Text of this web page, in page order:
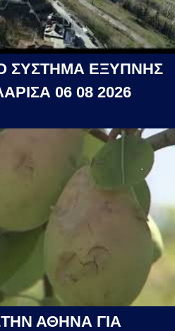
ΣΥΣΤΗΜΑ ΕΞΥΠΝΗΣ
06 08 2026
ΑΘΗΝΑ ΓΙΑ